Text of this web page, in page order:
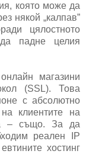
която може да
някой „калпав”
цялостното
падне целия
магазини
(SSL). Това
с абсолютно
клиентите на
– също. За да
реален IP
хостинг